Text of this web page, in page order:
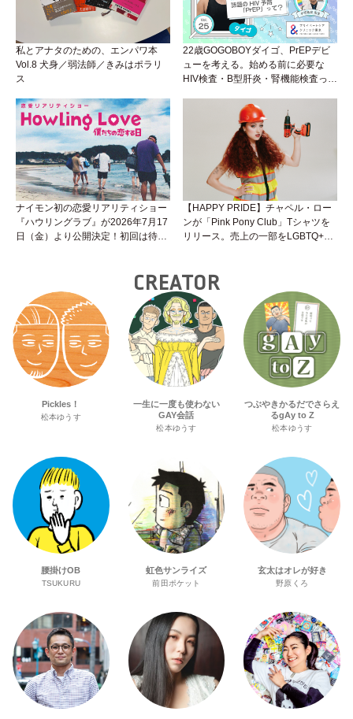
私とアナタのための、エンパワ本
Vol.8 犬身／弱法師／きみはポラリ
ス
22歳GOGOBOYダイゴ、PrEPデビ
ューを考える。始める前に必要な
HIV検査・B型肝炎・腎機能検査っ
性トーク～聞きにくいことは小堀先
生に聞けばイイ！（Vol.25）
ナイモン初の恋愛リアリティショー
『ハウリングラブ』が2026年7月17
日（金）より公開決定！初回は待望
【HAPPY PRIDE】チャペル・ロー
ンが「Pink Pony Club」Tシャツを
リリース。売上の一部をLGBTQ+＆
CREATOR
Pickles！
松本ゆうす
一生に一度も使わない
GAY会話
松本ゆうす
つぶやきかるだでさらえ
るgAy to Z
松本ゆうす
腰掛けOB
TSUKURU
虹色サンライズ
前田ポケット
玄太はオレが好き
野原くろ